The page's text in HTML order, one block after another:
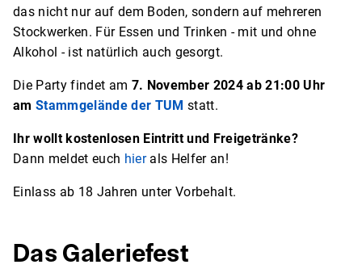
das nicht nur auf dem Boden, sondern auf mehreren
Stockwerken. Für Essen und Trinken - mit und ohne
Alkohol - ist natürlich auch gesorgt.
Die Party findet am 7. November 2024 ab 21:00 Uhr
am Stammgelände der TUM statt.
Ihr wollt kostenlosen Eintritt und Freigetränke?
Dann meldet euch hierals Helfer an!
Einlass ab 18 Jahren unter Vorbehalt.
Das Galeriefest